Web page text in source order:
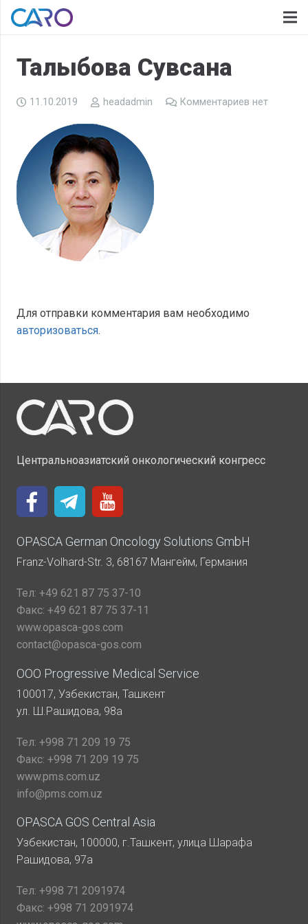
Талыбова Сувсана
11.10.2019 headadmin Комментариев нет
Для отправки комментария вам необходимо
авторизоваться.
Центральноазиатский онкологический конгресс
OPASCA German Oncology Solutions GmbH
Franz-Volhard-Str. 3, 68167 Мангейм, Германия
Тел: +49 621 87 75 37-10
Факс: +49 621 87 75 37-11
www.opasca-gos.com
contact@opasca-gos.com
ООО Progressive Medical Service
100017, Узбекистан, Ташкент
ул. Ш.Рашидова, 98а
Тел: +998 71 209 19 75
Факс: +998 71 209 19 75
www.pms.com.uz
info@pms.com.uz
OPASCA GOS Central Asia
Узбекистан, 100000, г.Ташкент, улица Шарафа
Рашидова, 97а
Тел: +998 71 2091974
Факс: +998 71 2091974